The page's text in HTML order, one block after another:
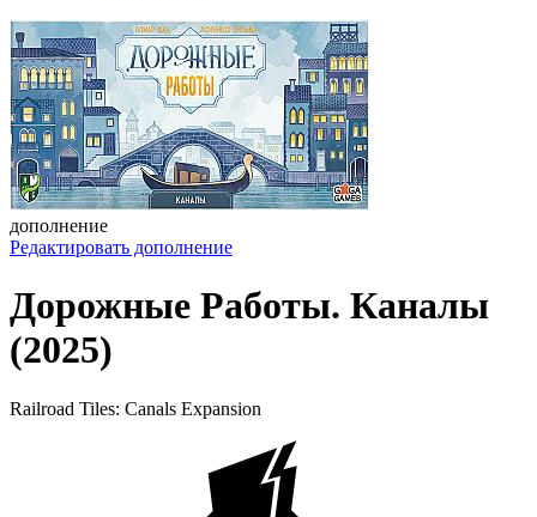
дополнение
Редактировать дополнение
Дорожные Работы. Каналы
(2025)
Railroad Tiles: Canals Expansion